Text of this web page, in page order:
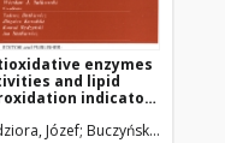
Tadeusz Chmielewski,
enzymes
and lipid
indicators
bed rest
Józef Buczyński, Andrzej